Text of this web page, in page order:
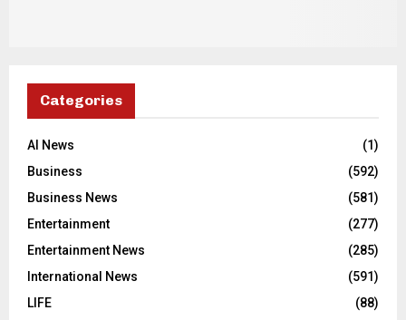
Categories
AI News
(1)
Business
(592)
Business News
(581)
Entertainment
(277)
Entertainment News
(285)
International News
(591)
LIFE
(88)